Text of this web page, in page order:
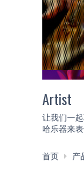
Artist
让我们一
哈乐器来表
首页 产